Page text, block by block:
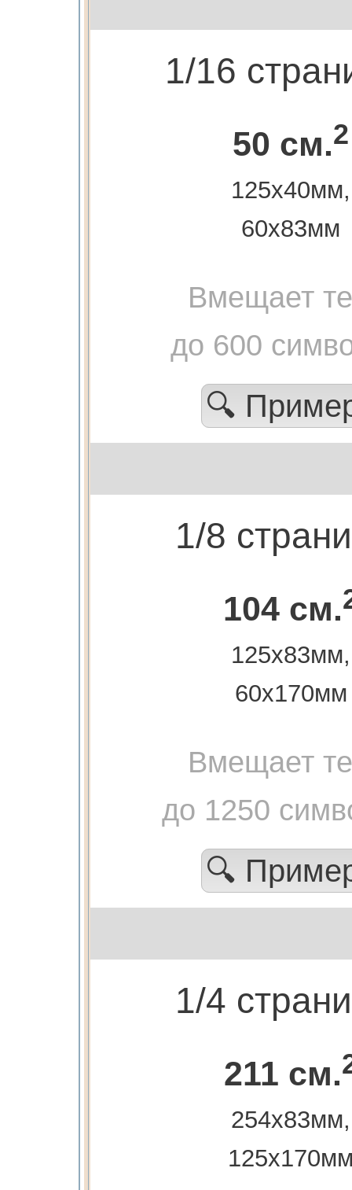
1/16
50 см.2
125х40мм,
60х83мм
Вмещает
до 600
🔍
1/8
104 см.
125х83мм,
60х170мм
Вмещает
до 1250
🔍
1/4
211 см.
254х83мм,